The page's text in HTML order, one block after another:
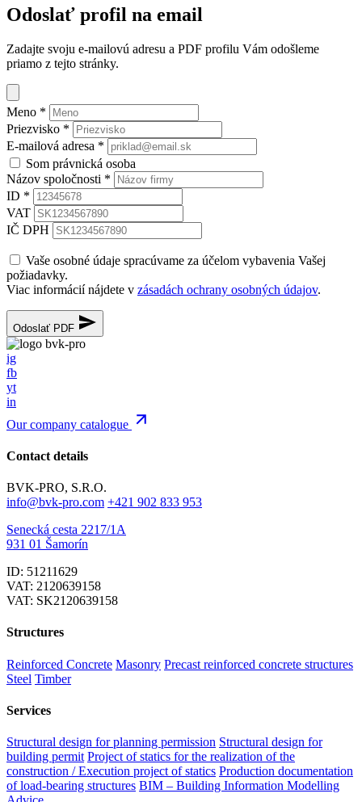
Odoslať profil na email
Zadajte svoju e-mailovú adresu a PDF profilu Vám odošleme
priamo z tejto stránky.
Meno *
Priezvisko *
E-mailová adresa *
Som právnická osoba
Názov spoločnosti *
ID *
VAT
IČ DPH
Vaše osobné údaje spracúvame za účelom vybavenia Vašej
požiadavky.
Viac informácií nájdete v zásadách ochrany osobných údajov.
Odoslať PDF
ig
fb
yt
in
Our company catalogue
Contact details
BVK-PRO, S.R.O.
info@bvk-pro.com +421 902 833 953
Senecká cesta 2217/1A
931 01 Šamorín
ID: 51211629
VAT: 2120639158
VAT: SK2120639158
Structures
Reinforced Concrete Masonry Precast reinforced concrete structures
Steel Timber
Services
Structural design for planning permission Structural design for
building permit Project of statics for the realization of the
construction / Execution project of statics Production documentation
of load-bearing structures BIM – Building Information Modelling